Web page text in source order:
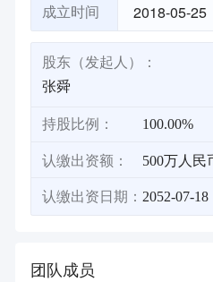
成立时间 2018-05-25
股东（发起人）：
张舜
持股比例： 100.00%
认缴出资额： 500万人民
认缴出资日期： 2052-07-18
团队成员